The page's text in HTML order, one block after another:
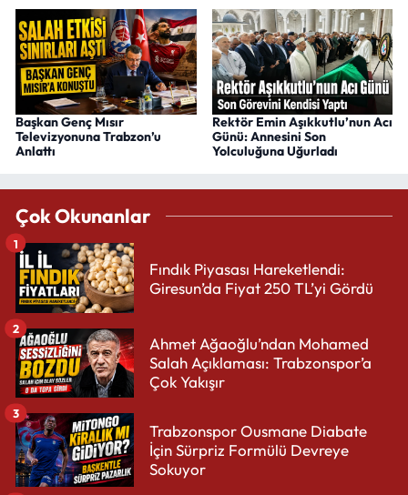
Başkan Genç Mısır
Televizyonuna Trabzon’u
Anlattı
Rektör Emin Aşıkkutlu’nun Acı
Günü: Annesini Son
Yolculuğuna Uğurladı
Çok Okunanlar
Fındık Piyasası Hareketlendi:
Giresun’da Fiyat 250 TL’yi Gördü
1
Ahmet Ağaoğlu’ndan Mohamed
Salah Açıklaması: Trabzonspor’a
Çok Yakışır
2
Trabzonspor Ousmane Diabate
İçin Sürpriz Formülü Devreye
Sokuyor
3